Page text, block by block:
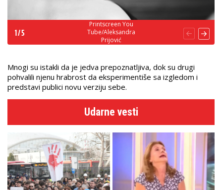
Printscreen You
Tube/Aleksandra
Prijović
1 /5
Mnogi su istakli da je jedva prepoznatljiva, dok su drugi
pohvalili njenu hrabrost da eksperimentiše sa izgledom i
predstavi publici novu verziju sebe.
Udarne vesti